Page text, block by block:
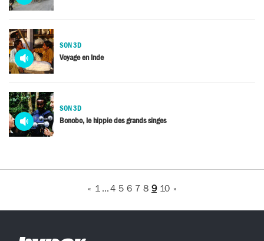
audio
Media
audio
SON 3D
Voyage en Inde
Media
audio
SON 3D
Bonobo, le hippie des grands singes
« 1 ...4 5 6 7 8 9 10 »